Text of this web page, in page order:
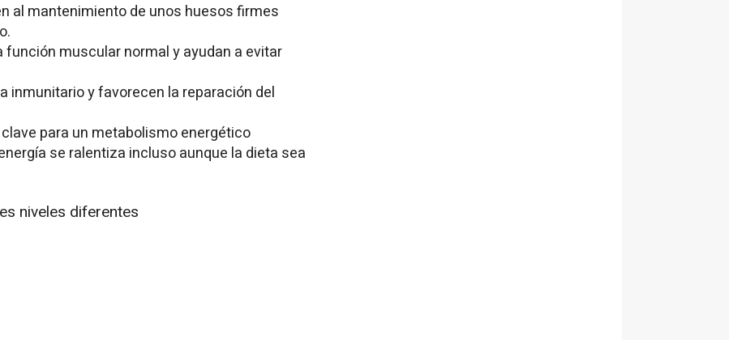
al mantenimiento de unos huesos firmes
muscular normal y ayudan a evitar
inmunitario y favorecen la reparación del
para un metabolismo energético
se ralentiza incluso aunque la dieta sea
niveles diferentes